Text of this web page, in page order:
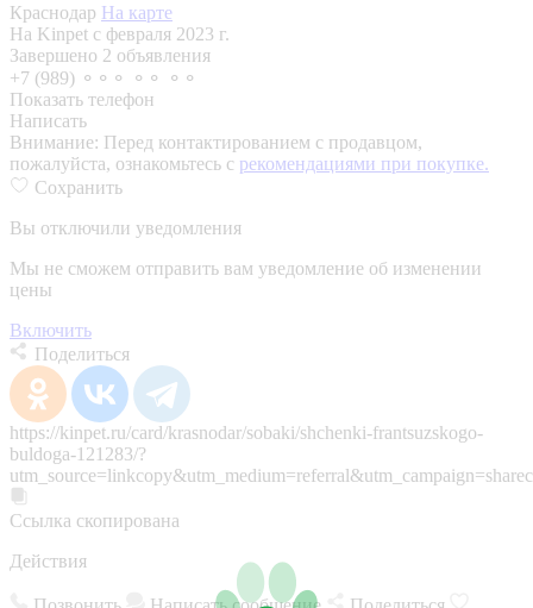
Краснодар На карте
На Kinpet c февраля 2023 г.
Завершено 2 объявления
+7 (989) ⚬⚬⚬ ⚬⚬ ⚬⚬
Показать телефон
Написать
Внимание: Перед контактированием с продавцом,
пожалуйста, ознакомьтесь с рекомендациями при покупке.
Сохранить
Вы отключили уведомления
Мы не сможем отправить вам уведомление об изменении
цены
Включить
Поделиться
https://kinpet.ru/card/krasnodar/sobaki/shchenki-frantsuzskogo-
buldoga-121283/?
Ссылка скопирована
Действия